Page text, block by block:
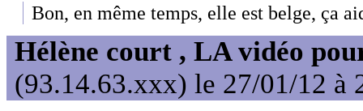
Bon, en même temps, elle est belge, ça
Hélène court , LA vidéo
(93.14.63.xxx) le 27/01/12 à